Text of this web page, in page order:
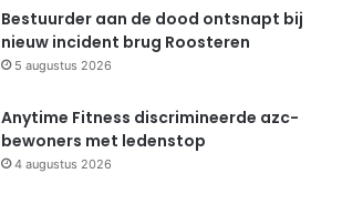
Bestuurder aan de dood ontsnapt bij
nieuw incident brug Roosteren
5 augustus 2026
Anytime Fitness discrimineerde azc-
bewoners met ledenstop
4 augustus 2026